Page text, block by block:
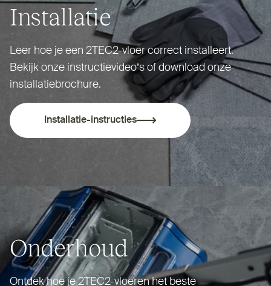
Installatie
Leer hoe je een 2TEC2-vloer correct installeert.
Bekijk onze instruc­tie­video’s of download onze
installatiebrochure.
Installatie-instructies
Onderhoud
Ontdek hoe je 2TEC2-vloeren het beste